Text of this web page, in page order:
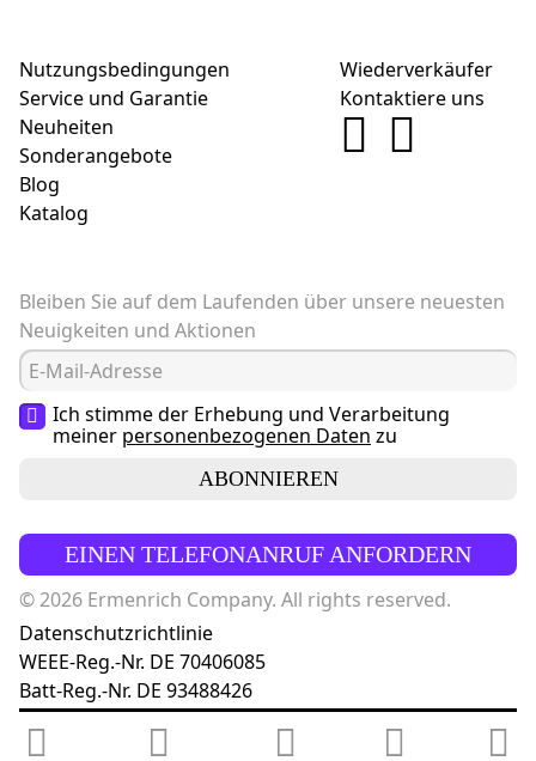
Nutzungsbedingungen
Service und Garantie
Neuheiten
Sonderangebote
Blog
Katalog
Wiederverkäufer
Kontaktiere uns
Bleiben Sie auf dem Laufenden über unsere neuesten
Neuigkeiten und Aktionen
Ich stimme der Erhebung und Verarbeitung
meiner personenbezogenen Daten zu
ABONNIEREN
EINEN TELEFONANRUF ANFORDERN
© 2026 Ermenrich Company. All rights reserved.
Datenschutzrichtlinie
WEEE-Reg.-Nr. DE 70406085
Batt-Reg.-Nr. DE 93488426